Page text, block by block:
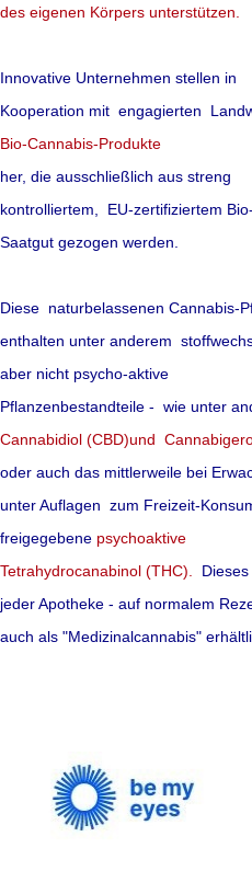
des eigenen Körpers unterstützen.
Innovative Unternehmen stellen in
Kooperation mit engagierten
Bio-Cannabis-Produkte
her, die ausschließlich aus streng
kontrolliertem, EU-zertifiziertem Bio-
Saatgut gezogen werden.
Diese naturbelassenen Cannabis-
enthalten unter anderem
aber nicht psycho-aktive
Pflanzenbestandteile - wie unter
Cannabidiol (CBD)und
oder auch das mittlerweile bei
unter Auflagen zum Freizeit-
freigegebene psychoaktive
Tetrahydrocanabinol (THC).
Dieses
jeder Apotheke - auf normalem
auch als "Medizinalcannabis"